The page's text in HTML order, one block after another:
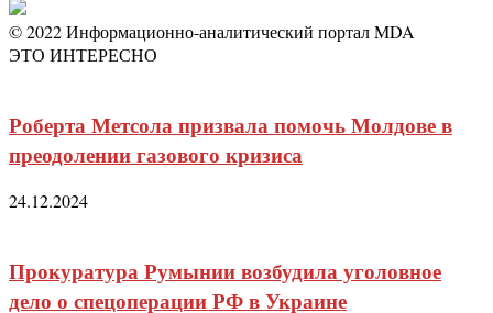
© 2022 Информационно-аналитический портал MDA
ЭТО ИНТЕРЕСНО
Роберта Метсола призвала помочь Молдове в
преодолении газового кризиса
24.12.2024
Прокуратура Румынии возбудила уголовное
дело о спецоперации РФ в Украине